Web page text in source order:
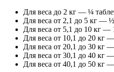
Для веса до 2 кг — ¼
Для веса от 2,1 до 5 кг —
Для веса от 5,1 до 10 кг —
Для веса от 10,1 до 20 кг
Для веса от 20,1 до 30 кг
Для веса от 30,1 до 40 кг
Для веса от 40,1 до 50 кг